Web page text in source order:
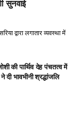
सुनवाई
द्वारा लगातार व्यवस्था में
की पार्थिव देह पंचतत्व में
दी भावभीनी श्रद्धांजलि